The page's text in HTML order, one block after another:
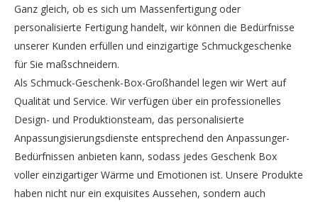
Ganz gleich, ob es sich um Massenfertigung oder
personalisierte Fertigung handelt, wir können die Bedürfnisse
unserer Kunden erfüllen und einzigartige Schmuckgeschenke
für Sie maßschneidern.
Als Schmuck-Geschenk-Box-Großhandel legen wir Wert auf
Qualität und Service. Wir verfügen über ein professionelles
Design- und Produktionsteam, das personalisierte
Anpassungisierungsdienste entsprechend den Anpassunger-
Bedürfnissen anbieten kann, sodass jedes Geschenk Box
voller einzigartiger Wärme und Emotionen ist. Unsere Produkte
haben nicht nur ein exquisites Aussehen, sondern auch